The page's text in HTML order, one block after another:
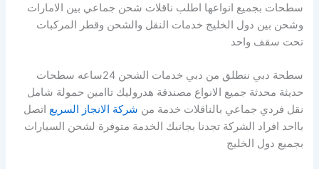
سطحات بجميع انواعها اطلب ناقلات شحن جماعي بين الامارات
وشحن بين دول الخليج خدمات النقل والشحن وقطر المركبات
تحت سقف واحد
سطحة دبي ننطلق من دبي خدمات الشحن 24ساعه سطحات
حديثة محدثة جميع الانواع مصندقة هدروليك تاامين حمولة شامل
نقل فردي جماعي بالناقلات خدمة من شركة الانجاز السريع اتصل
بااحد افراد الشركة تجدنا بجانبك الخدمة متوفرة لشحن السيارات
بجميع دول الخليج